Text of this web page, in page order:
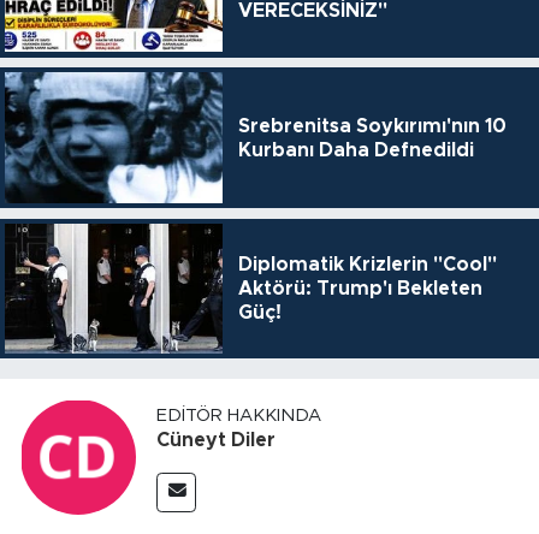
VERECEKSİNİZ"
Srebrenitsa Soykırımı'nın 10
Kurbanı Daha Defnedildi
Diplomatik Krizlerin "Cool"
Aktörü: Trump'ı Bekleten
Güç!
EDITÖR HAKKINDA
Cüneyt Diler